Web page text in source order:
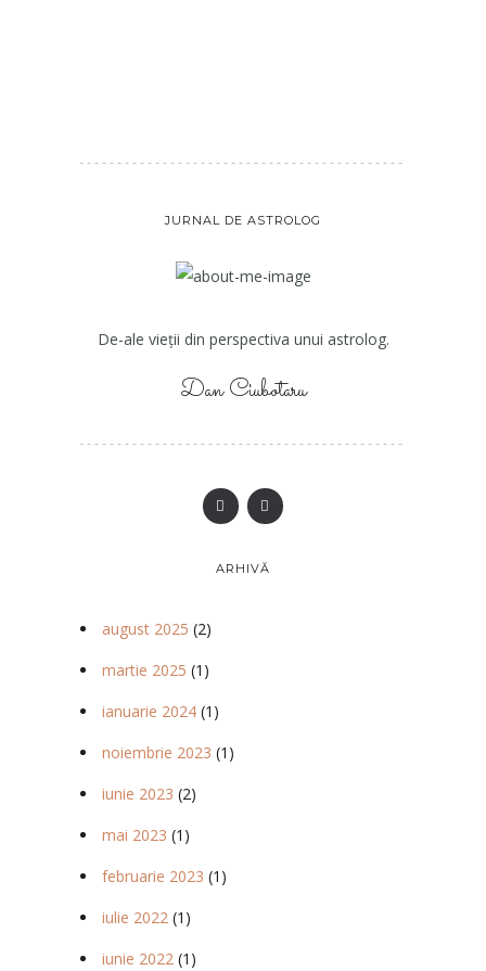
JURNAL DE ASTROLOG
De-ale vieții din perspectiva unui astrolog.
Dan Ciubotaru
ARHIVĂ
august 2025 (2)
martie 2025 (1)
ianuarie 2024 (1)
noiembrie 2023 (1)
iunie 2023 (2)
mai 2023 (1)
februarie 2023 (1)
iulie 2022 (1)
iunie 2022 (1)